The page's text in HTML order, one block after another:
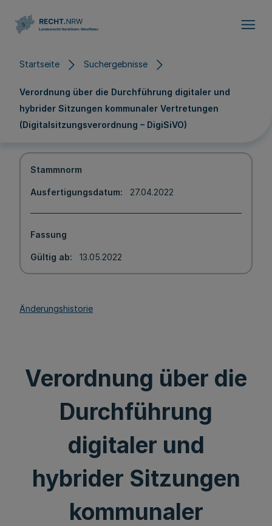
Startseite Suchergebnisse
Verordnung über die Durchführung digitaler und
hybrider Sitzungen kommunaler Vertretungen
(Digitalsitzungsverordnung – DigiSiVO)
Stammnorm
Ausfertigungsdatum 27.04.2022
Fassung
Gültig ab 13.05.2022
Änderungshistorie
Verordnung über die
Durchführung
digitaler und
hybrider Sitzungen
kommunaler